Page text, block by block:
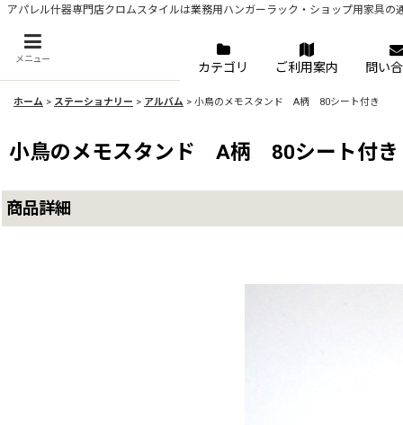
アパレル什器専門店クロムスタイルは業務用ハンガーラック・ショップ用家具の
メニュー
カテゴリ ご利用案内 問い
ホーム > ステーショナリー > アルバム > 小鳥のメモスタンド A柄 80シート付き
小鳥のメモスタンド A柄 80シート付き
商品詳細